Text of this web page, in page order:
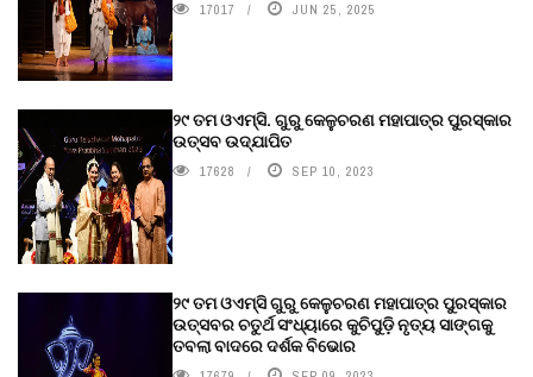
17017 JUN 25, 2025
୨୯ ତମ ଓଏମ୍‌ସି. ଗୁରୁ କେଳୁଚରଣ ମହାପାତ୍ର ପୁରସ୍କାର
ଉତ୍ସବ ଉଦ୍‍ଯାପିତ
17628 SEP 10, 2023
୨୯ ତମ ଓଏମ୍‌ସି ଗୁରୁ କେଳୁଚରଣ ମହାପାତ୍ର ପୁରସ୍କାର
ଉତ୍ସବର ଚତୁର୍ଥ ସଂଧ୍ୟାରେ କୁଚିପୁଡ଼ି ନୃତ୍ୟ ସାଙ୍ଗକୁ
ତବଲା ବାଦରେ ଦର୍ଶକ ବିଭୋର